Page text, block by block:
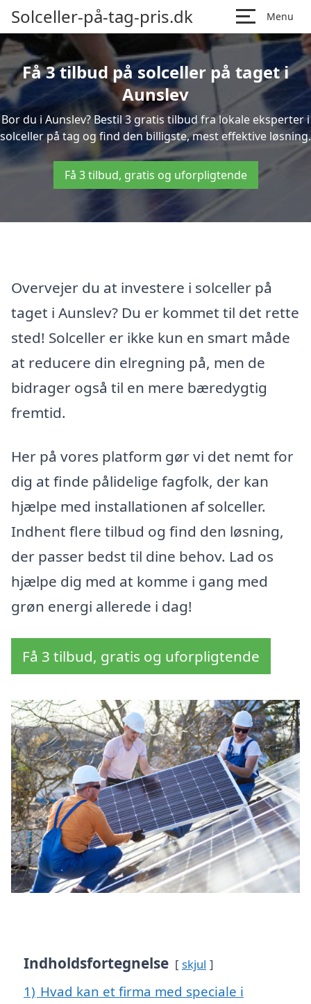
Solceller-på-tag-pris.dk Menu
Få 3 tilbud på solceller på taget i
Aunslev
Bor du i Aunslev? Bestil 3 gratis tilbud fra lokale eksperter i
solceller på tag og find den billigste, mest effektive løsning.
Få 3 tilbud, gratis og uforpligtende
Overvejer du at investere i solceller på
taget i Aunslev? Du er kommet til det rette
sted! Solceller er ikke kun en smart måde
at reducere din elregning på, men de
bidrager også til en mere bæredygtig
fremtid.
Her på vores platform gør vi det nemt for
dig at finde pålidelige fagfolk, der kan
hjælpe med installationen af solceller.
Indhent flere tilbud og find den løsning,
der passer bedst til dine behov. Lad os
hjælpe dig med at komme i gang med
grøn energi allerede i dag!
Få 3 tilbud, gratis og uforpligtende
Indholdsfortegnelse skjul
1) Hvad kan et firma med speciale i